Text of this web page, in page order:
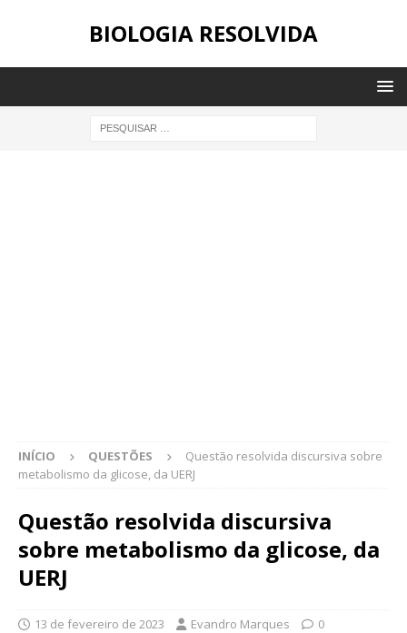
BIOLOGIA RESOLVIDA
INÍCIO QUESTÕES
Questão resolvida discursiva sobre
metabolismo da glicose, da UERJ
Questão resolvida discursiva
sobre metabolismo da glicose, da
UERJ
13 de fevereiro de 2023 Evandro Marques 0